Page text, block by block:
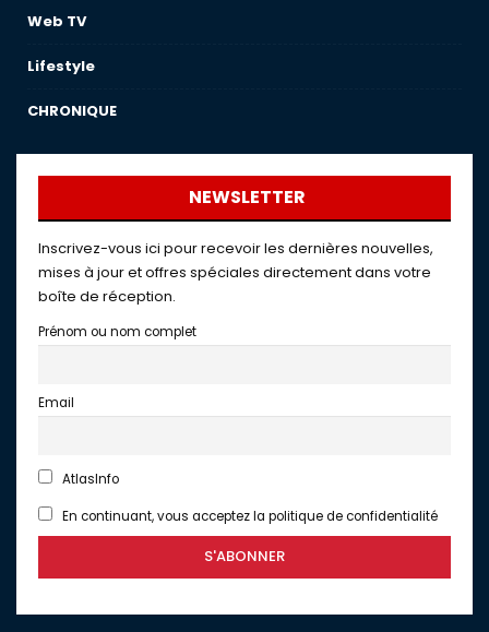
Web TV
Lifestyle
CHRONIQUE
NEWSLETTER
Inscrivez-vous ici pour recevoir les dernières nouvelles,
mises à jour et offres spéciales directement dans votre
boîte de réception.
Prénom ou nom complet
Email
AtlasInfo
En continuant, vous acceptez la politique de confidentialité